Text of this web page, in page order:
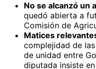
No se alcanzó un
quedó abierta a
Comisión de
Matices
complejidad de
de unidad entre
diputada insiste